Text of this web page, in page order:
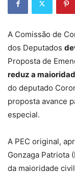
A Comissão de
dos Deputados
Proposta de
reduz a
do deputado
proposta avance
especial.
A PEC original,
Gonzaga Patriota
da maioridade